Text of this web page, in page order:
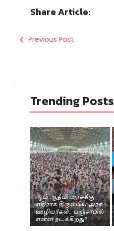
Share Article:
Previous Post
Trending Posts
ஆம் ஆத்மி அரசுக்கு
எதிராக திரும்பிய அரசு
ஊழியர்கள்.. பஞ்சாபில்
என்ன நடக்கிறது?